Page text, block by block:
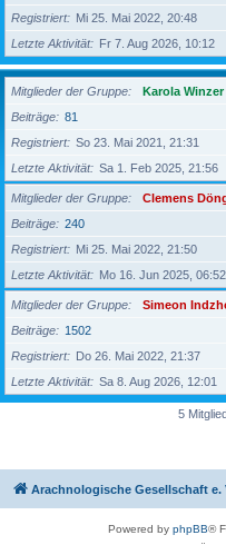
Registriert
Mi 25. Mai 2022, 20:48
Letzte Aktivität
Fr 7. Aug 2026, 10:12
Mitglieder der Gruppe
Karola Winzer
Beiträge
81
Registriert
So 23. Mai 2021, 21:31
Letzte Aktivität
Sa 1. Feb 2025, 21:56
Mitglieder der Gruppe
Clemens
Beiträge
240
Registriert
Mi 25. Mai 2022, 21:50
Letzte Aktivität
Mo 16. Jun 2025, 06:52
Mitglieder der Gruppe
Simeon
Beiträge
1502
Registriert
Do 26. Mai 2022, 21:37
Letzte Aktivität
Sa 8. Aug 2026, 12:01
5
Arachnologische Gesellschaft e.
Powered by phpBB®